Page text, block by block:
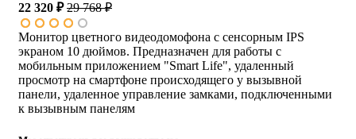
22 320 ₽ 29 768 ₽
Монитор цветного видеодомофона с сенсорным IPS
экраном 10 дюймов. Предназначен для работы с
мобильным приложением "Smart Life", удаленный
просмотр на смартфоне происходящего у вызывной
панели, удаленное управление замками, подключенными
к вызывным панелям